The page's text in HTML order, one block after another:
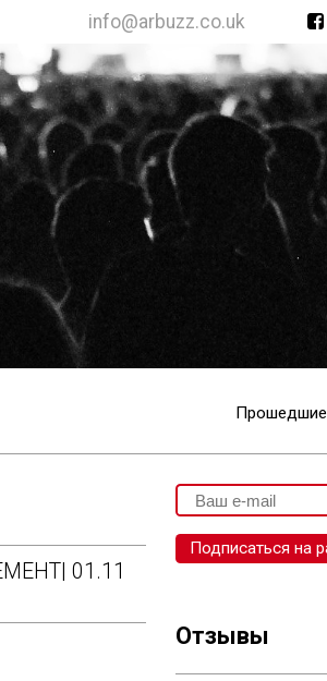
info@arbuzz.co.uk
Прошедшие
01.11
Отзывы